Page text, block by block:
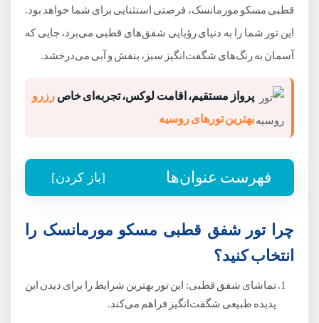
قطبی مسکو مورمانسک، فرصتی استثنایی برای شما خواهد بود.
این تور شما را به دنیای رؤیایی شفق‌های قطبی می‌برد، جایی که
آسمان به رنگ‌های شگفت‌انگیز سبز، بنفش و آبی می‌درخشد.
پرواز مستقیم، اقامت لوکس، تجربه‌ای خاص رزرو
بهترین تورهای روسیه
فهرست عنوان‌ها [باز کردن]
چرا تور شفق قطبی مسکو مورمانسک را
انتخاب کنید؟
تماشای شفق قطبی: این تور بهترین شرایط را برای دیدن این
پدیده طبیعی شگفت‌انگیز فراهم می‌کند.